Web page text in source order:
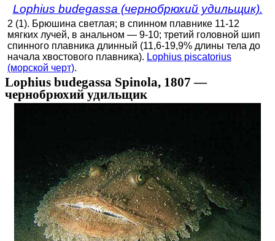
Lophius budegassa (чернобрюхий удильщик).
2 (1). Брюшина светлая; в спинном плавнике 11-12
мягких лучей, в анальном — 9-10; третий головной шип
спинного плавника длинный (11,6-19,9% длины тела до
начала хвостового плавника). Lophius piscatorius
(морской черт).
Lophius budegassa Spinola, 1807 —
чернобрюхий удильщик